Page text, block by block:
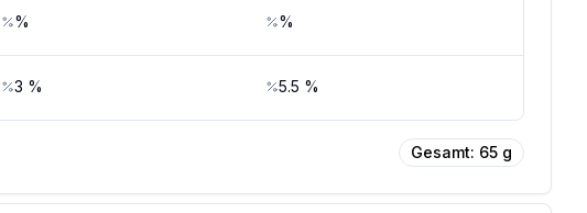
% %
3 % 5.5 %
Gesamt: 65 g